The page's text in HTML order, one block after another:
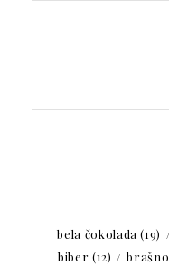
bela čokolada (19)
biber (12) brašno